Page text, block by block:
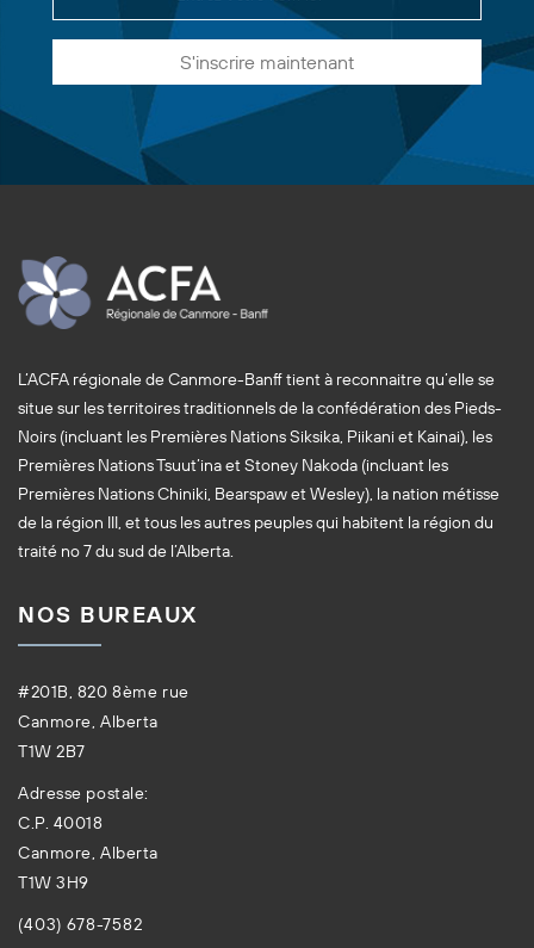
S'inscrire maintenant
L’ACFA régionale de Canmore-Banff tient à reconnaitre qu’elle se
situe sur les territoires traditionnels de la confédération des Pieds-
Noirs (incluant les Premières Nations Siksika, Piikani et Kainai), les
Premières Nations Tsuut’ina et Stoney Nakoda (incluant les
Premières Nations Chiniki, Bearspaw et Wesley), la nation métisse
de la région III, et tous les autres peuples qui habitent la région du
traité no 7 du sud de l’Alberta.
NOS BUREAUX
#201B, 820 8ème rue
Canmore, Alberta
T1W 2B7
Adresse postale:
C.P. 40018
Canmore, Alberta
T1W 3H9
(403) 678-7582